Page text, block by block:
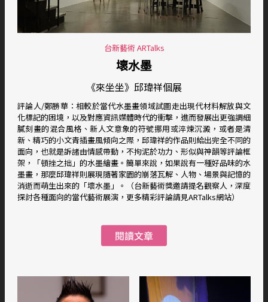
台新藝術 ARTalks
壞水墨
《來坐坐》邱瑋祥個展
評論人/鄭勝華：相較於當代水墨畫領域試圖走出現代材料解放與文
化標記的困境，以及對應資訊媒體時代的衝擊，進而發展出更強調細
膩刻畫的混合風格、新人文意象的符號挪用或淬煉沉澱，或者是清
新、精巧的小文青插畫風傾向之際，邱瑋祥的作品則給出完全不同的
面向，也就是訴諸由情感帶動，不拘泥於功力、形似與神韻等評論框
架，「頓挫之拙」的水墨繪畫。簡單來說，如果說有一種好品味的水
墨畫，那麼邱瑋祥則展現隨著家園的崩落瓦解、人物、場景與記憶的
消逝而萌生出來的「壞水墨」。（台新藝術獎邀請提名觀察人，深度
探討各種面向的當代藝術展演，更多精彩評論請見ARTalks網站）